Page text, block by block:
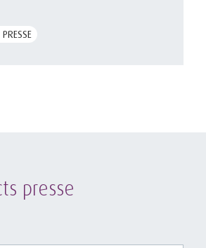
presse